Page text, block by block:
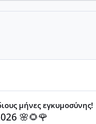
μήνες εγκυμοσύνης!
🌸🌻🌹